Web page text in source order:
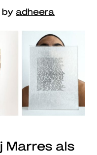
by adheera
Marres als